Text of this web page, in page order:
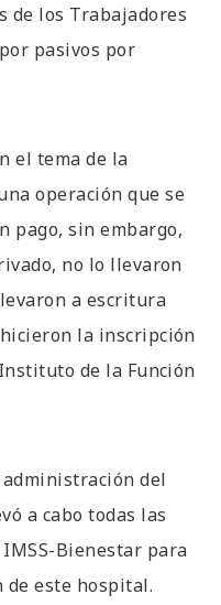
de los Trabajadores
pasivos por
el tema de la
operación que se
pago, sin embargo,
no lo llevaron
a escritura
la inscripción
de la Función
del
a cabo todas las
Bienestar para
este hospital.